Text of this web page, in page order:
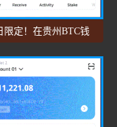
限定！在贵州BTC钱
包，解锁 “凉”